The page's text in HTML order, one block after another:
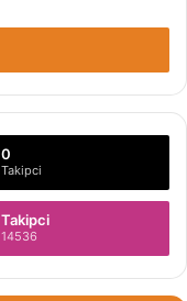
0
Takipci
Takipci
14536